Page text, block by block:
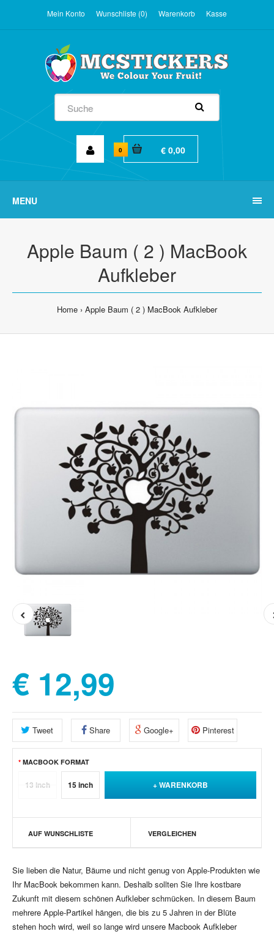
Mein Konto Wunschliste (0) Warenkorb Kasse
0 € 0,00
MENU
Apple Baum ( 2 ) MacBook
Aufkleber
Home Apple Baum ( 2 ) MacBook Aufkleber
€ 12,99
Tweet Share Google+ Pinterest
MACBOOK FORMAT
13 inch 15 inch
AUF WUNSCHLISTE VERGLEICHEN
Sie lieben die Natur, Bäume und nicht genug von Apple-Produkten wie
Ihr MacBook bekommen kann. Deshalb sollten Sie Ihre kostbare
Zukunft mit diesem schönen Aufkleber schmücken. In diesem Baum
mehrere Apple-Partikel hängen, die bis zu 5 Jahren in der Blüte
stehen hoch wird, weil so lange wird unsere Macbook Aufkleber